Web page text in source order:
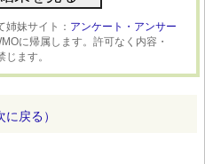
姉妹サイト： アンケート・アンサー
に帰属します。許可なく内容・
ます。
に戻る）